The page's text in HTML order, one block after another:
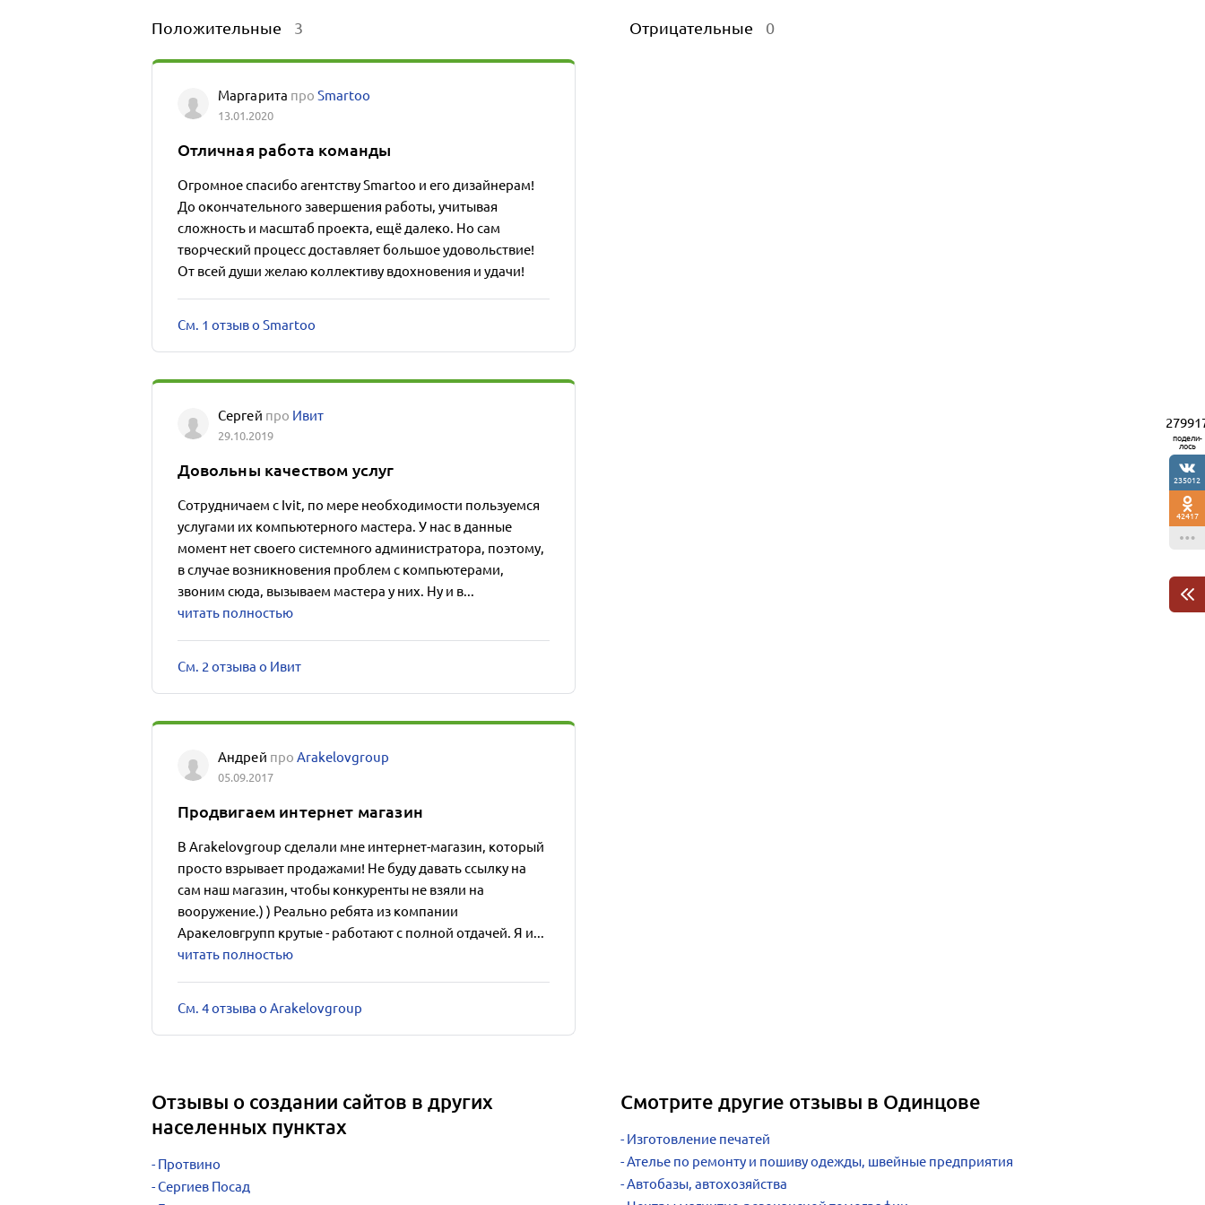
Положительные 3
Маргарита проSmartoo
13.01.2020
Отличная работа команды
Огромное спасибо агентству Smartoo и его дизайнерам!
До окончательного завершения работы, учитывая
сложность и масштаб проекта, ещё далеко. Но сам
творческий процесс доставляет большое удовольствие!
От всей души желаю коллективу вдохновения и удачи!
См. 1 отзыв о Smartoo
Сергей про Ивит
29.10.2019
Довольны качеством услуг
Сотрудничаем с Ivit, по мере необходимости пользуемся
услугами их компьютерного мастера. У нас в данные
момент нет своего системного администратора, поэтому,
в случае возникновения проблем с компьютерами,
звоним сюда, вызываем мастера у них. Ну и в...
читать полностью
См. 2 отзыва о Ивит
Андрей про Arakelovgroup
05.09.2017
Продвигаем интернет магазин
В Arakelovgroup сделали мне интернет-магазин, который
просто взрывает продажами! Не буду давать ссылку на
сам наш магазин, чтобы конкуренты не взяли на
вооружение.) ) Реально ребята из компании
Аракеловгрупп крутые - работают с полной отдачей. Я и...
читать полностью
См. 4 отзыва о Arakelovgroup
Отрицательные 0
Отзывы о создании сайтов в других
населенных пунктах
Протвино
Сергиев Посад
Смотрите другие отзывы в Одинцове
Изготовление печатей
Ателье по ремонту и пошиву одежды, швейные предприятия
Автобазы, автохозяйства
подели-
лось
235012
42417